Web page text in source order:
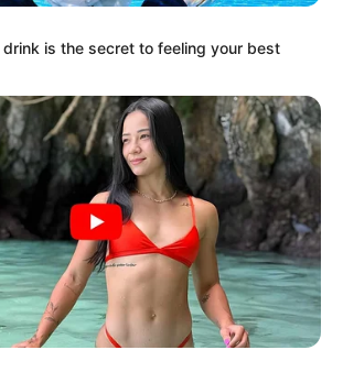
is the secret to feeling your best